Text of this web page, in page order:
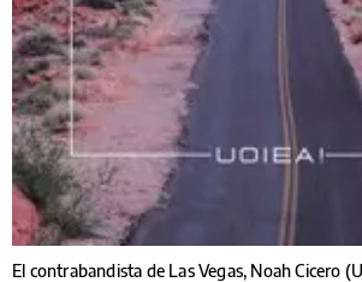
El contrabandista de Las Vegas, Noah Cicero